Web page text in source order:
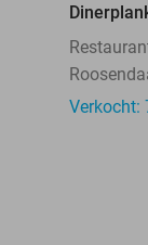
Verkocht: